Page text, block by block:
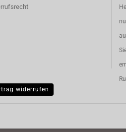
widerrufen